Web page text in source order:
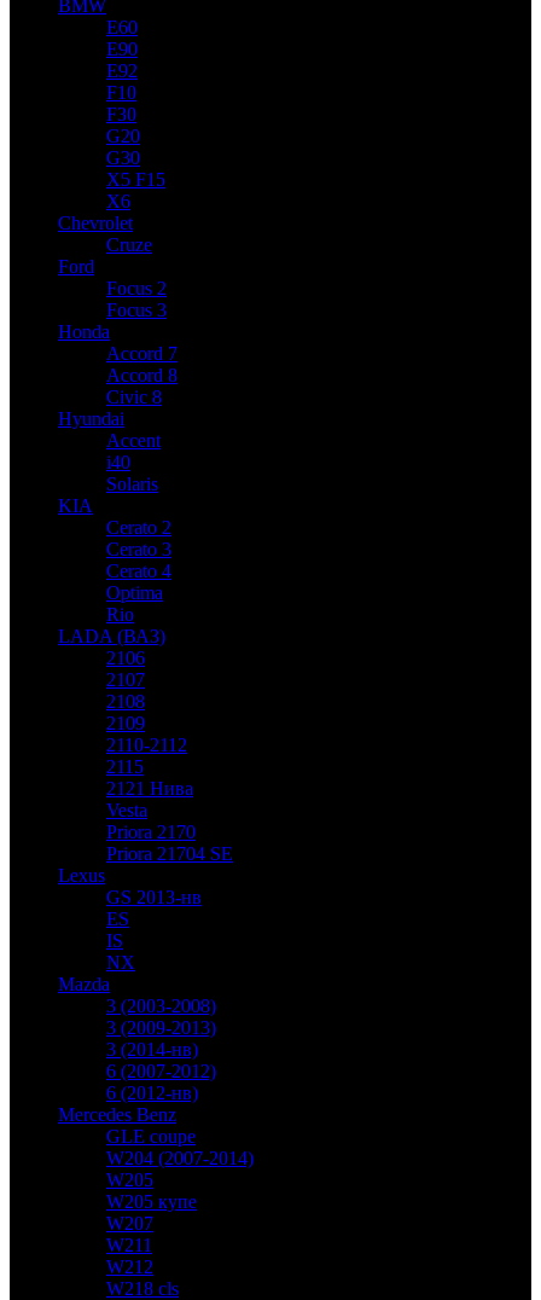
BMW
E60
E90
E92
F10
F30
G20
G30
X5 F15
X6
Chevrolet
Cruze
Ford
Focus 2
Focus 3
Honda
Accord 7
Accord 8
Civic 8
Hyundai
Accent
i40
Solaris
KIA
Cerato 2
Cerato 3
Cerato 4
Optima
Rio
LADA (ВАЗ)
2106
2107
2108
2109
2110-2112
2115
2121 Нива
Vesta
Priora 2170
Priora 21704 SE
Lexus
GS 2013-нв
ES
IS
NX
Mazda
3 (2003-2008)
3 (2009-2013)
3 (2014-нв)
6 (2007-2012)
6 (2012-нв)
Mercedes Benz
GLE coupe
W204 (2007-2014)
W205
W205 купе
W207
W211
W212
W218 cls